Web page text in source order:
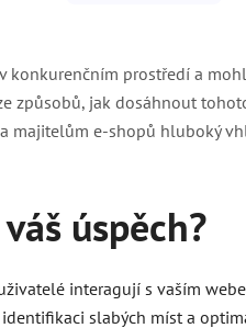
prostředí a
způsobů, jak dosáhnout
majitelům e-shopů hluboký
úspěch?
interagují s vaším
slabých míst a